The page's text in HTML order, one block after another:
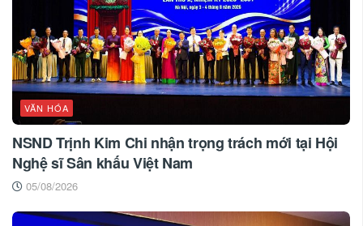
VĂN HÓA
NSND Trịnh Kim Chi nhận trọng trách mới tại Hội
Nghệ sĩ Sân khấu Việt Nam
05/08/2026